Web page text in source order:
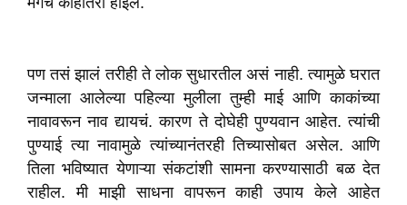
पण तसं झालं तरीही ते लोक सुधारतील असं नाही. त्यामुळे घरात
जन्माला आलेल्या पहिल्या मुलीला तुम्ही माई आणि काकांच्या
नावावरून नाव द्यायचं. कारण ते दोघेही पुण्यवान आहेत. त्यांची
पुण्याई त्या नावामुळे त्यांच्यानंतरही तिच्यासोबत असेल. आणि
तिला भविष्यात येणाऱ्या संकटांशी सामना करण्यासाठी बळ देत
राहील. मी माझी साधना वापरून काही उपाय केले आहेत